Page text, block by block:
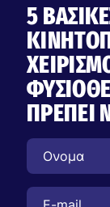
5
ΠΡΈΠΕΙ